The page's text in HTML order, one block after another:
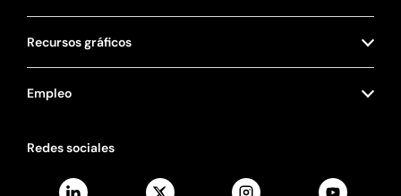
Recursos gráficos
Empleo
Redes sociales